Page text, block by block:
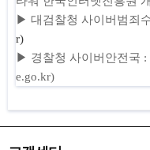
▶ 대검찰청 사이버범죄
r)
▶ 경찰청 사이버안전국 :
e.go.kr)